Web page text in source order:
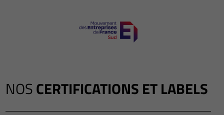
NOSCERTIFICATIONS ET LABELS